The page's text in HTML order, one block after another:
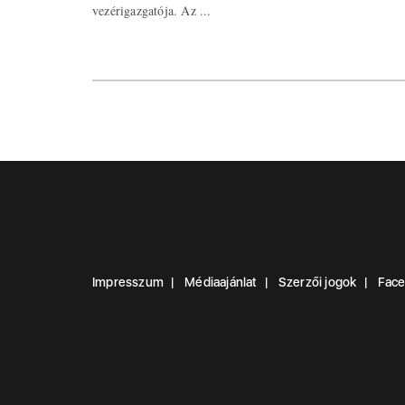
vezérigazgatója. Az ...
Impresszum Médiaajánlat Szerzői jogok